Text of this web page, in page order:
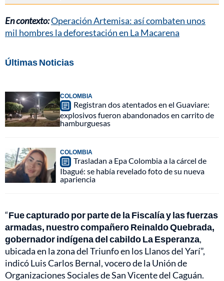
En contexto:Operación Artemisa: así combaten unos
mil hombres la deforestación en La Macarena
Últimas Noticias
COLOMBIA
Registran dos atentados en el Guaviare:
explosivos fueron abandonados en carrito de
hamburguesas
COLOMBIA
Trasladan a Epa Colombia a la cárcel de
Ibagué: se había revelado foto de su nueva
apariencia
“Fue capturado por parte de la Fiscalía y las fuerzas
armadas, nuestro compañero Reinaldo Quebrada,
gobernador indígena del cabildo La Esperanza,
ubicada en la zona del Triunfo en los Llanos del Yarí”,
indicó Luis Carlos Bernal, vocero de la Unión de
Organizaciones Sociales de San Vicente del Caguán.